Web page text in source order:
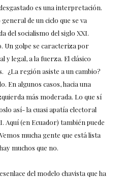
es una interpretación.
de un ciclo que se va
del socialismo del siglo XXI.
Un golpe se caracteriza por
y legal, a la fuerza. El clásico
¿La región asiste a un cambio?
En algunos casos, hacia una
más moderada. Lo que sí
así- la cuasi apatía electoral
Aquí (en Ecuador) también puede
mucha gente que está lista
muchos que no.
del modelo chavista que ha